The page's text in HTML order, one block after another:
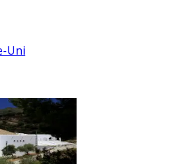
Uni